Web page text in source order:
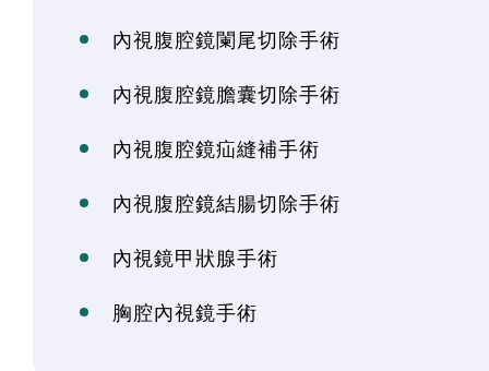
內視腹腔鏡闌尾切除手術
內視腹腔鏡膽囊切除手術
內視腹腔鏡疝縫補手術
內視腹腔鏡結腸切除手術
內視鏡甲狀腺手術
胸腔內視鏡手術